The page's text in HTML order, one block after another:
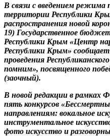
В связи с введением
территории Республики
распространения новой
19) Государственное
Республики Крым «Центр
Республики Крым»
проведения
помним», посвященного
(заочный).
В новой редакции в рамках
пять конкурсов
направлениям: вокальное
инструментальное
фото искусство и